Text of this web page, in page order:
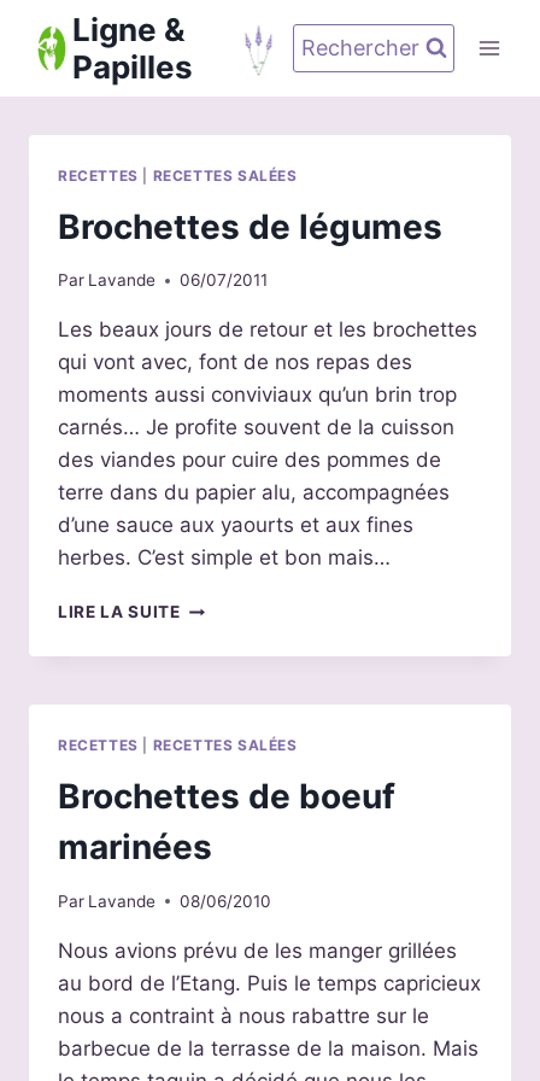
contenu
Ligne &
Papilles
Rechercher
RECETTES RECETTES SALÉES
Brochettes de légumes
Par Lavande 06/07/2011
Les beaux jours de retour et les brochettes
qui vont avec, font de nos repas des
moments aussi conviviaux qu’un brin trop
carnés… Je profite souvent de la cuisson
des viandes pour cuire des pommes de
terre dans du papier alu, accompagnées
d’une sauce aux yaourts et aux fines
herbes. C’est simple et bon mais…
LIRE LA SUITEBROCHETTES
LÉGUMES
RECETTES RECETTES SALÉES
Brochettes de boeuf
marinées
Par Lavande 08/06/2010
Nous avions prévu de les manger grillées
au bord de l’Etang. Puis le temps capricieux
nous a contraint à nous rabattre sur le
barbecue de la terrasse de la maison. Mais